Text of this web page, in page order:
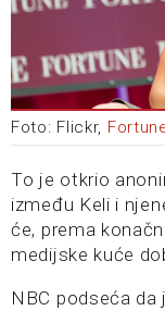
Foto: Flickr,
To je otkrio
između Keli i
će, prema
medijske kuće
NBC podseća